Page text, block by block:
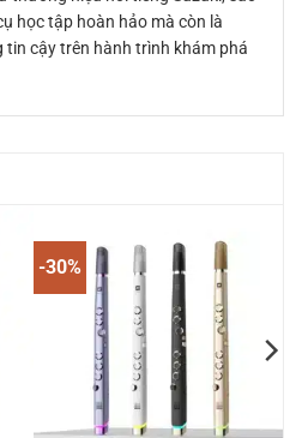
học tập hoàn hảo mà còn là
cậy trên hành trình khám phá
-30%